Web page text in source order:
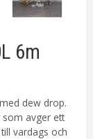
6m
dew drop.
som avger ett
vardags och